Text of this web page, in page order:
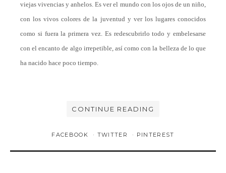
viejas vivencias y anhelos. Es ver el mundo con los ojos de un niño,
con los vivos colores de la juventud y ver los lugares conocidos
como si fuera la primera vez. Es redescubrirlo todo y embelesarse
con el encanto de algo irrepetible, así como con la belleza de lo que
ha nacido hace poco tiempo.
CONTINUE READING
FACEBOOK TWITTER PINTEREST